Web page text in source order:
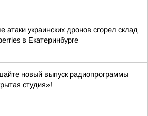
атаки украинских дронов сгорел склад
в Екатеринбурге
новый выпуск радиопрограммы
студия»!